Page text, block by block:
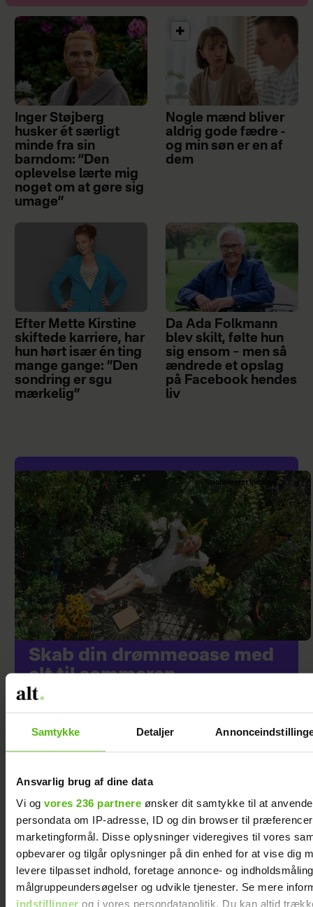
Samtykke Detaljer
Ansvarlig brug af dine data
Vi og vores 236 partnere ønsker dit samtykke til at
persondata om IP-adresse, ID og din browser til
marketingformål. Disse oplysninger videregives til vores
opbevarer og tilgår oplysninger på din enhed for at vise dig
levere tilpasset indhold, foretage annonce- og
målgruppeundersøgelser og udvikle tjenester. Se mere
indstillinger og i vores persondatapolitik. Du kan altid
Inger Støjberg
husker ét særligt
minde fra sin
barndom: ”Den
oplevelse lærte mig
noget om at gøre sig
umage”
Nogle mænd bliver
aldrig gode fædre -
og min søn er en af
dem
Efter Mette Kirstine
skiftede karriere, har
hun hørt især én ting
mange gange: ”Den
sondring er sgu
mærkelig”
Da Ada Folkmann
blev skilt, følte hun
sig ensom – men så
ændrede et opslag
på Facebook hendes
liv
Sponsoreret indhold
Skab din drømmeoase med
alt til sommeren
At råbe og banke i
bordet var helt
Samira Nawa: ”Det
er fantastisk at